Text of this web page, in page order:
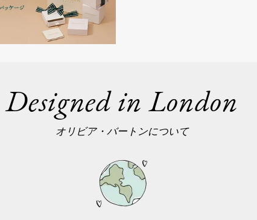
Designed in London
オリビア・バートンについて